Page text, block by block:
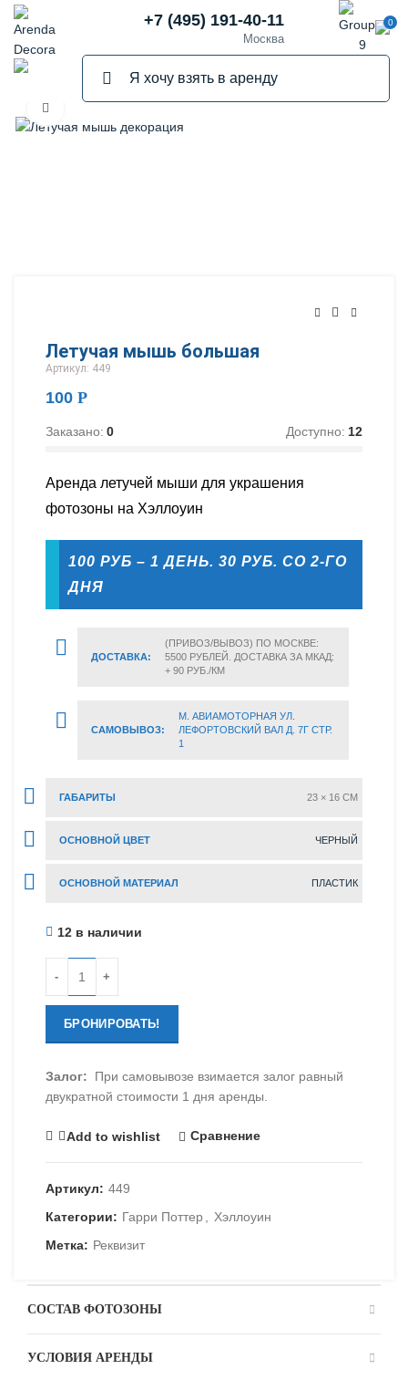
+7 (495) 191-40-11
Москва
0
Летучая мышь большая
Артикул: 449
100 Р
Заказано: 0 Доступно: 12
Аренда летучей мыши для украшения
фотозоны на Хэллоуин
100 РУБ – 1 ДЕНЬ. 30 РУБ. СО 2-ГО
ДНЯ
ДОСТАВКА:
(ПРИВОЗ/ВЫВОЗ) ПО МОСКВЕ:
5500 РУБЛЕЙ. ДОСТАВКА ЗА МКАД:
+ 90 РУБ./КМ
САМОВЫВОЗ:
М. АВИАМОТОРНАЯ УЛ.
ЛЕФОРТОВСКИЙ ВАЛ Д. 7Г СТР.
1
ГАБАРИТЫ 23 × 16 CM
ОСНОВНОЙ ЦВЕТ ЧЕРНЫЙ
ОСНОВНОЙ МАТЕРИАЛ ПЛАСТИК
12 в наличии
БРОНИРОВАТЬ!
Залог: При самовывозе взимается залог равный
двукратной стоимости 1 дня аренды.
Add to wishlist Сравнение
Артикул: 449
Категории: Гарри Поттер
Хэллоуин
Метка: Реквизит
СОСТАВ ФОТОЗОНЫ
УСЛОВИЯ АРЕНДЫ